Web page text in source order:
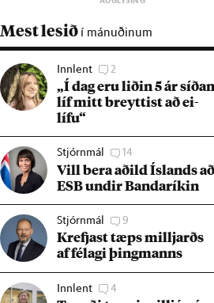
Mest lesið í mánuðinum
Innlent 2
„Í dag eru lið­in 5 ár síð­an
líf mitt breytt­ist að ei­
lífu“
Stjórnmál 14
Vill bera að­ild Ís­lands að
ESB und­ir Banda­rík­in
Stjórnmál 9
Krefjast tæps millj­arðs
af fé­lagi þing­manns
Innlent 4